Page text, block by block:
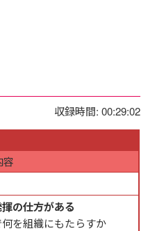
収録時間: 00:29:02
容
の仕方がある
を組織にもたらすか